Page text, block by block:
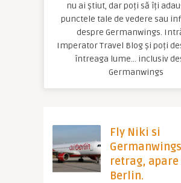
nu ai știut, dar poți să îți
punctele tale de vedere sau
despre Germanwings.
Imperator Travel Blog și poți
întreaga lume… inclusiv
Germanwings
Fly Niki si
retrag, apare
Berlin.